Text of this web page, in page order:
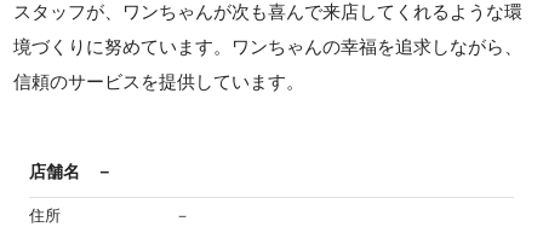
スタッフが、ワンちゃんが次も喜んで来店してくれるような環
境づくりに努めています。ワンちゃんの幸福を追求しながら、
信頼のサービスを提供しています。
店舗名 －
住所 －